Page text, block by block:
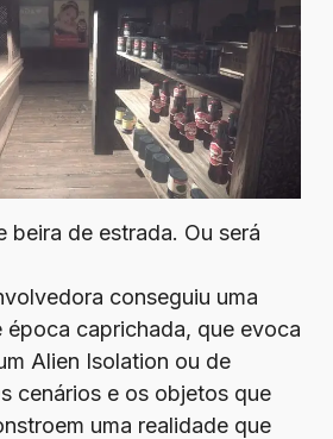
beira de estrada. Ou será
conseguiu uma
época caprichada, que evoca
Alien Isolation ou de
cenários e os objetos que
uma realidade que